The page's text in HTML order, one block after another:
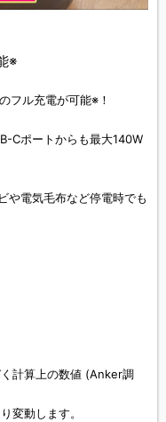
※
フル充電が可能※！
Cポートからも最大140W
や電気毛布など停電時でも
計算上の数値 (Anker調
変動します。